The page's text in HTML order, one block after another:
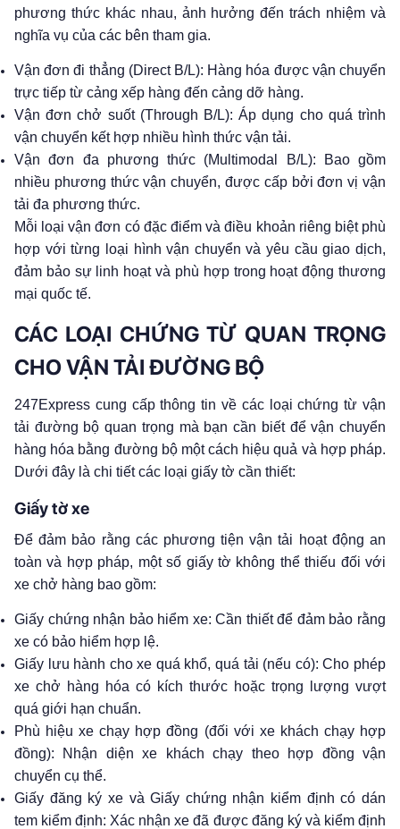
phương thức khác nhau, ảnh hưởng đến trách nhiệm và
nghĩa vụ của các bên tham gia.
Vận đơn đi thẳng (Direct B/L): Hàng hóa được vận chuyển
trực tiếp từ cảng xếp hàng đến cảng dỡ hàng.
Vận đơn chở suốt (Through B/L): Áp dụng cho quá trình
vận chuyển kết hợp nhiều hình thức vận tải.
Vận đơn đa phương thức (Multimodal B/L): Bao gồm
nhiều phương thức vận chuyển, được cấp bởi đơn vị vận
tải đa phương thức.
Mỗi loại vận đơn có đặc điểm và điều khoản riêng biệt phù
hợp với từng loại hình vận chuyển và yêu cầu giao dịch,
đảm bảo sự linh hoạt và phù hợp trong hoạt động thương
mại quốc tế.
CÁC LOẠI CHỨNG TỪ QUAN TRỌNG
CHO VẬN TẢI ĐƯỜNG BỘ
247Express cung cấp thông tin về các loại chứng từ vận
tải đường bộ quan trọng mà bạn cần biết để vận chuyển
hàng hóa bằng đường bộ một cách hiệu quả và hợp pháp.
Dưới đây là chi tiết các loại giấy tờ cần thiết:
Giấy tờ xe
Để đảm bảo rằng các phương tiện vận tải hoạt động an
toàn và hợp pháp, một số giấy tờ không thể thiếu đối với
xe chở hàng bao gồm:
Giấy chứng nhận bảo hiểm xe: Cần thiết để đảm bảo rằng
xe có bảo hiểm hợp lệ.
Giấy lưu hành cho xe quá khổ, quá tải (nếu có): Cho phép
xe chở hàng hóa có kích thước hoặc trọng lượng vượt
quá giới hạn chuẩn.
Phù hiệu xe chạy hợp đồng (đối với xe khách chạy hợp
đồng): Nhận diện xe khách chạy theo hợp đồng vận
chuyển cụ thể.
Giấy đăng ký xe và Giấy chứng nhận kiểm định có dán
tem kiểm định: Xác nhận xe đã được đăng ký và kiểm định